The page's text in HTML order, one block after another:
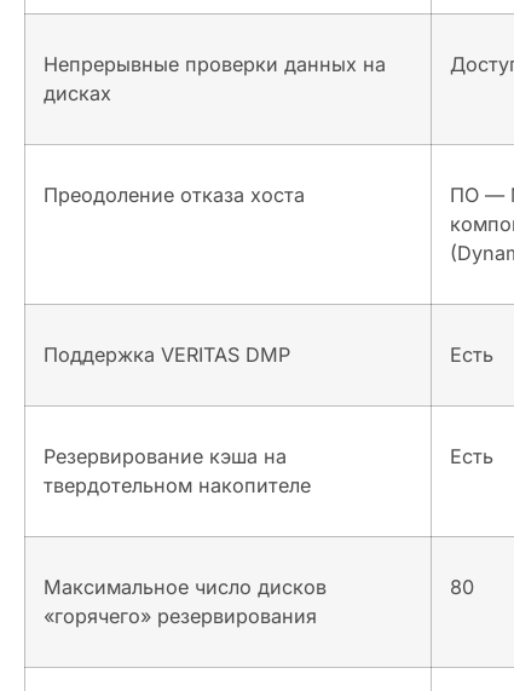
Непрерывные проверки данных на
дисках
Преодоление отказа хоста
ПО —
Поддержка VERITAS DMP Есть
Резервирование кэша на
твердотельном накопителе
Есть
Максимальное число дисков
«горячего» резервирования
80